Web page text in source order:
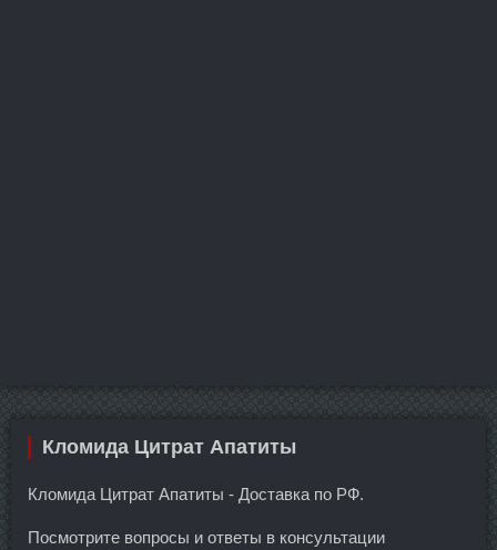
Кломида Цитрат Апатиты
Кломида Цитрат Апатиты - Доставка по РФ.
Посмотрите вопросы и ответы в консультации